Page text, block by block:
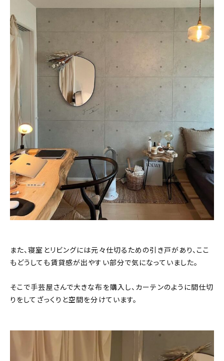
また、寝室とリビングには元々仕切るための引き戸があり、ここ
もどうしても賃貸感が出やすい部分で気になっていました。
そこで手芸屋さんで大きな布を購入し、カーテンのように間仕切
りをしてざっくりと空間を分けています。